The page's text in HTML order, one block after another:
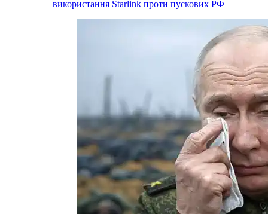
використання Starlink проти пускових РФ